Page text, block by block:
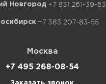
Новгород +7 831 261-39-63
+7 383 207-83-55
Москва
+7 495 268-08-54